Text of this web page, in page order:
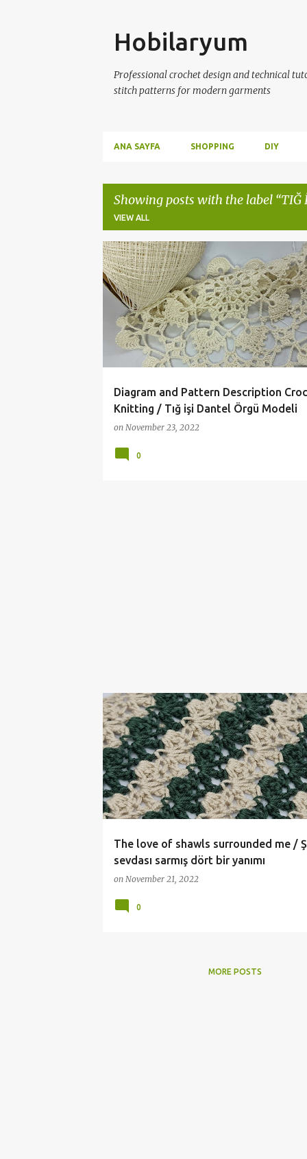
Hobilaryum
Professional crochet design and technical
stitch patterns for modern garments
ANA SAYFA SHOPPING DIY
Showing posts with the label TIĞ
VIEW ALL
P
o
Diagram and Pattern Description
Knitting / Tığ işi Dantel Örgü Modeli
on November 23, 2022
ÇEYİZ HAZIRLIĞI CROCHET CROCHET
0
The love of shawls surrounded me /
sevdası sarmış dört bir yanımı
on November 21, 2022
CROCHET DİKDÖRTGEN ŞAL ÖRGÜ BLUZ
0
MORE POSTS